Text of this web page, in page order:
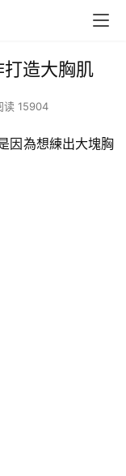
造大胸肌
读 15904
因為想練出大塊胸